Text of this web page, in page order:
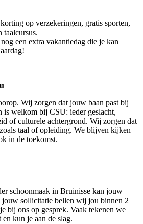
op verzekeringen, gratis sporten,
taalcursus.
een extra vakantiedag die je kan
Wij zorgen dat jouw baan past bij
is welkom bij CSU: ieder geslacht,
of culturele achtergrond. Wij zorgen dat
taal of opleiding. We blijven kijken
in de toekomst.
schoonmaak in Bruinisse kan jouw
sollicitatie bellen wij jou binnen 2
bij ons op gesprek. Vaak tekenen we
kun je aan de slag.